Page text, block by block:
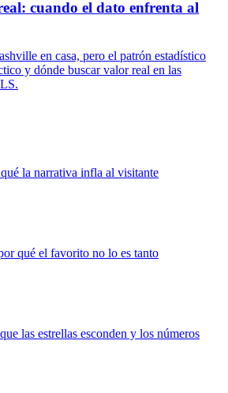
cuando el dato enfrenta al
en casa, pero el patrón estadístico
y dónde buscar valor real en las
la narrativa infla al visitante
qué el favorito no lo es tanto
las estrellas esconden y los números